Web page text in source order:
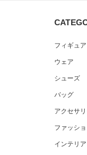
フィギュ
ウェア
シューズ
バッグ
アクセサ
ファッシ
インテリア